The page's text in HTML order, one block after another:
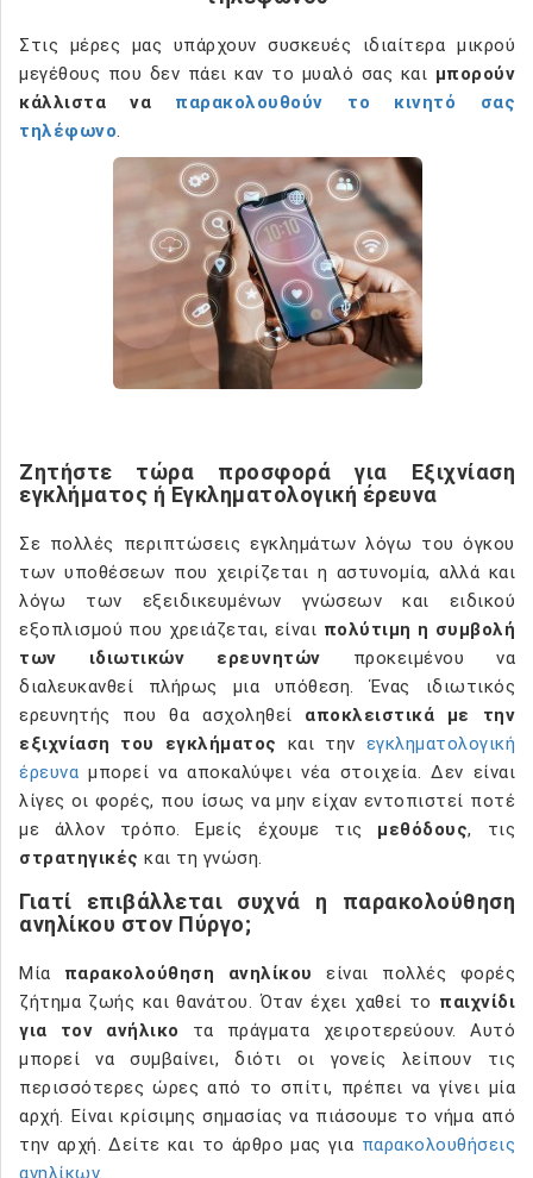
Στις μέρες μας υπάρχουν συσκευές ιδιαίτερα μικρού
μεγέθους που δεν πάει καν το μυαλό σας και μπορούν
κάλλιστα να παρακολουθούν το κινητό σας
τηλέφωνο.
Ζητήστε τώρα προσφορά για Εξιχνίαση
εγκλήματος ή Εγκληματολογική έρευνα
Σε πολλές περιπτώσεις εγκλημάτων λόγω του όγκου
των υποθέσεων που χειρίζεται η αστυνομία, αλλά και
λόγω των εξειδικευμένων γνώσεων και ειδικού
εξοπλισμού που χρειάζεται, είναι πολύτιμη η συμβολή
των ιδιωτικών ερευνητών προκειμένου να
διαλευκανθεί πλήρως μια υπόθεση. Ένας ιδιωτικός
ερευνητής που θα ασχοληθεί αποκλειστικά με την
εξιχνίαση του εγκλήματος
και την εγκληματολογική
έρευνα μπορεί να αποκαλύψει νέα στοιχεία. Δεν είναι
λίγες οι φορές, που ίσως να μην είχαν εντοπιστεί ποτέ
με άλλον τρόπο. Εμείς έχουμε τις μεθόδους, τις
στρατηγικές και τη γνώση.
Γιατί επιβάλλεται συχνά η παρακολούθηση
ανηλίκου στον Πύργο;
Μία παρακολούθηση ανηλίκου
είναι πολλές φορές
ζήτημα ζωής και θανάτου. Όταν έχει χαθεί το παιχνίδι
για τον ανήλικο τα πράγματα χειροτερεύουν. Αυτό
μπορεί να συμβαίνει, διότι οι γονείς λείπουν τις
περισσότερες ώρες από το σπίτι, πρέπει να γίνει μία
αρχή. Είναι κρίσιμης σημασίας να πιάσουμε το νήμα από
την αρχή. Δείτε και το άρθρο μας για παρακολουθήσεις
ανηλίκων.